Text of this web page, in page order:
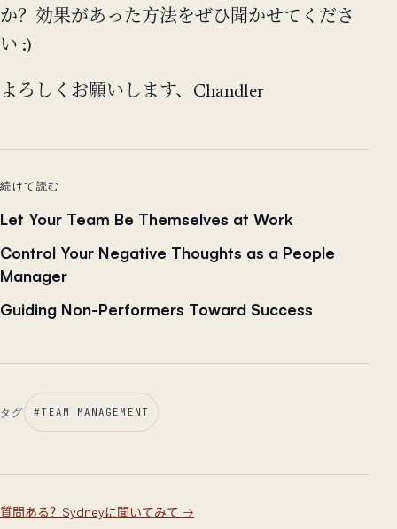
か？効果があった方法をぜひ聞かせてくださ
い :)
よろしくお願いします、Chandler
続けて読む
Let Your Team Be Themselves at Work
Control Your Negative Thoughts as a People
Manager
Guiding Non-Performers Toward Success
タグ #TEAM MANAGEMENT
質問ある？Sydneyに聞いてみて →